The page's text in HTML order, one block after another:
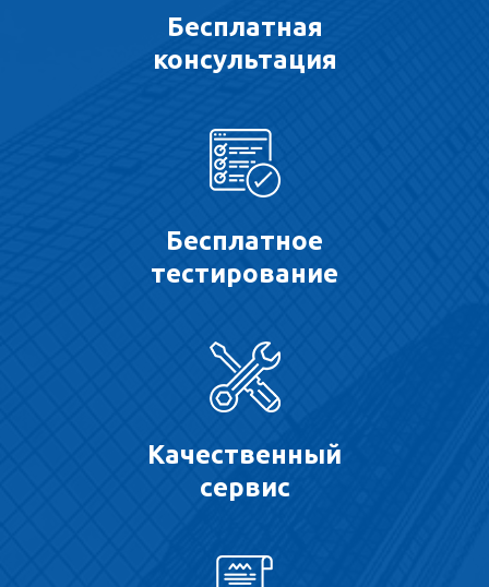
Бесплатная
консультация
Бесплатное
тестирование
Качественный
сервис